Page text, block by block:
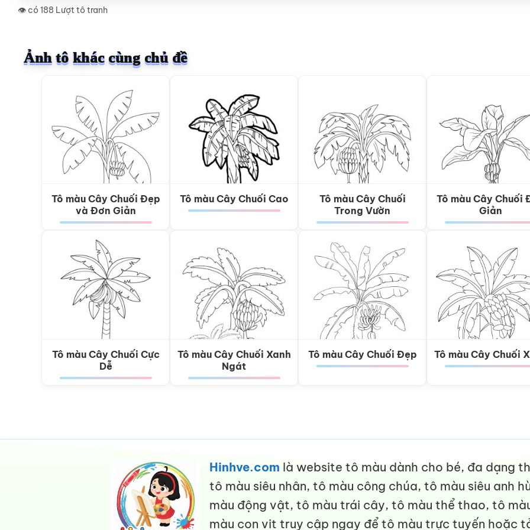
👁️ có 188 Lượt tô tranh
Ảnh tô khác cùng chủ đề
Tô màu Cây Chuối Đẹp
và Đơn Giản
Tô màu Cây Chuối Cao
Tô màu Cây Chuối
Trong Vườn
Tô màu Cây Chuối
Giản
Tô màu Cây Chuối Cực
Dễ
Tô màu Cây Chuối Xanh
Ngát
Tô màu Cây Chuối Đẹp Tô màu Cây Chuối
Hinhve.com là website tô màu dành cho bé, đa dạng
tô màu siêu nhân, tô màu công chúa, tô màu siêu anh
màu động vật, tô màu trái cây, tô màu thể thao, tô
màu con vit truy cập ngay để tô màu trực tuyến hoặc